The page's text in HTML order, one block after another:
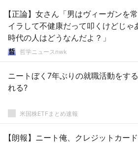
【正論】女さん「男はヴィーガンを
イラして不健康だって叩くけどじゃ
時代の人はどうなんだよ？」
哲学ニュースnwk
ニートぼく7年ぶりの就職活動をす
れる?
米国株ETFまとめ速報
【朗報】ニート俺、クレジットカー